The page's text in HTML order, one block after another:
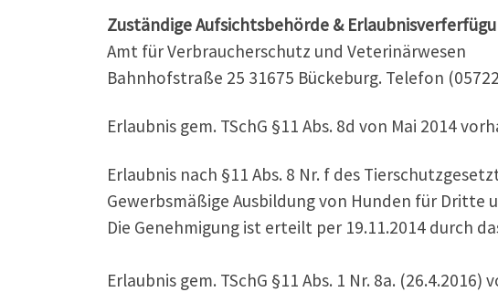
Zuständige Aufsichtsbehörde &
Amt für Verbraucherschutz und Veterinärwesen
Bahnhofstraße 25 31675 Bückeburg. Telefon
Erlaubnis gem. TSchG §11 Abs. 8d von Mai 2014
Erlaubnis nach §11 Abs. 8 Nr. f des
Gewerbsmäßige Ausbildung von Hunden für Dritte
Die Genehmigung ist erteilt per 19.11.2014 durch
Erlaubnis gem. TSchG §11 Abs. 1 Nr. 8a. (26.4.2016)